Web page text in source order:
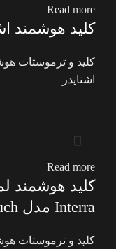
Read more
کلید هوشمند
کلید و ترموستات
اشنایدر
Read more
Interra مدل Pure Touch
کلید و ترموستات